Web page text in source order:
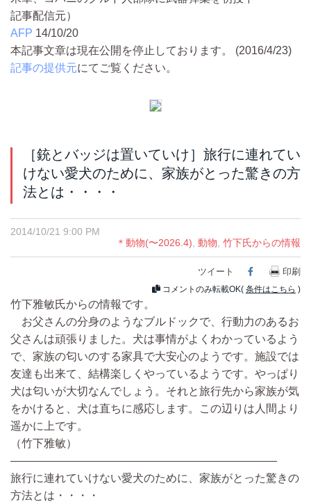
記事配信元）
AFP 14/10/20
本記事文章は現在公開を停止しております。 (2016/4/23)
記事の提供元にてご覧ください。
［銃とバッジは置いていけ］旅行に連れてい
けない愛犬のために、家族がとった驚きの方
法とは・・・・
2014/10/21 9:00 PM
＊動物(〜2026.4) 動物 竹下氏からの情報
ツイート Facebook
印刷
コメントのみ転載OK( 条件はこちら )
竹下雅敏氏からの情報です。
お父さんの分身のようなブルドックで、行動力のあるお
父さんは頑張りました。犬は事情がよくわかっているよう
で、家族の匂いのする家具で大安心のようです。施設では
友達も出来て、結構楽しくやっているようです。やっぱり
犬は匂いが大切なんでしょう。それと旅行先から家族が気
をかけると、犬は直ちに感応します。この辺りは人間より
遥かに上です。
（竹下雅敏）
――――――――――――――――――――――――
旅行に連れていけない愛犬のために、家族がとった驚きの
方法とは・・・・